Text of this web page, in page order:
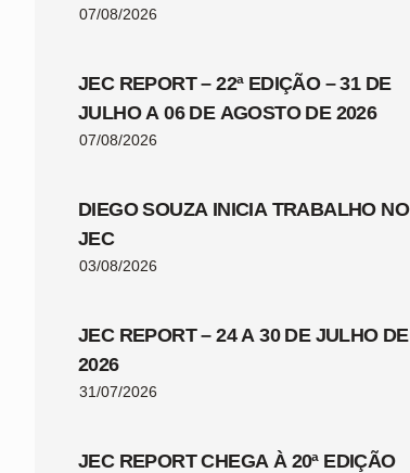
07/08/2026
JEC REPORT – 22ª EDIÇÃO – 31 DE
JULHO A 06 DE AGOSTO DE 2026
07/08/2026
DIEGO SOUZA INICIA TRABALHO NO
JEC
03/08/2026
JEC REPORT – 24 A 30 DE JULHO DE
2026
31/07/2026
JEC REPORT CHEGA À 20ª EDIÇÃO